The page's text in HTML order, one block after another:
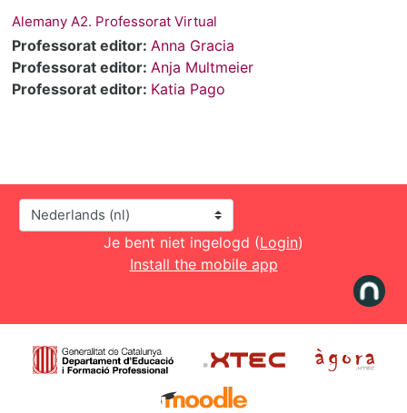
Alemany A2. Professorat Virtual
Professorat editor: Anna Gracia
Professorat editor: Anja Multmeier
Professorat editor: Katia Pago
Taal
Je bent niet ingelogd (Login)
Install the mobile app